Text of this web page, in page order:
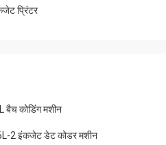
प्रिंटर
बैच कोडिंग मशीन
2 इंकजेट डेट कोडर मशीन